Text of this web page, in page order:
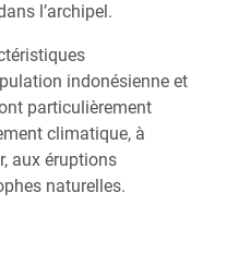
l’archipel.
indonésienne et
particulièrement
climatique, à
aux éruptions
naturelles.